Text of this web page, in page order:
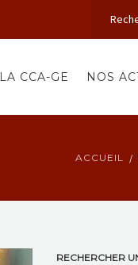
LA CCA-GE NOS
ACCUEIL
RECHERCHER